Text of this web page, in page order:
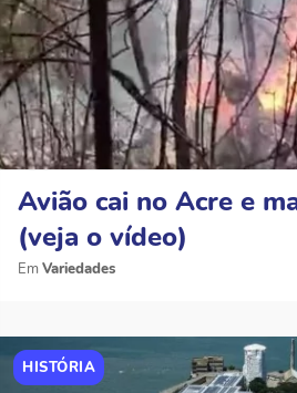
Avião cai no Acre e
(veja o vídeo)
Variedades
HISTÓRIA